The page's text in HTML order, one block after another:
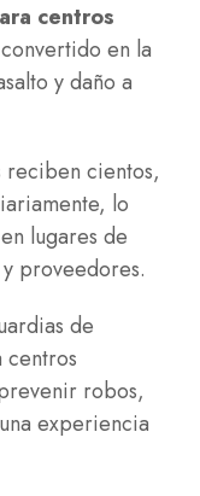
centros
en la
y daño a
reciben cientos,
lo
lugares de
proveedores.
de
robos,
experiencia